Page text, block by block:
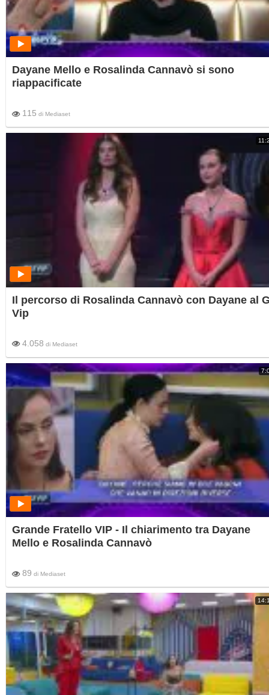
Dayane Mello e Rosalinda Cannavò si sono
riappacificate
115 di Mediaset
Il percorso di Rosalinda Cannavò con Dayane al
Vip
4.058 di Mediaset
Grande Fratello VIP - Il chiarimento tra Dayane
Mello e Rosalinda Cannavò
89 di Mediaset